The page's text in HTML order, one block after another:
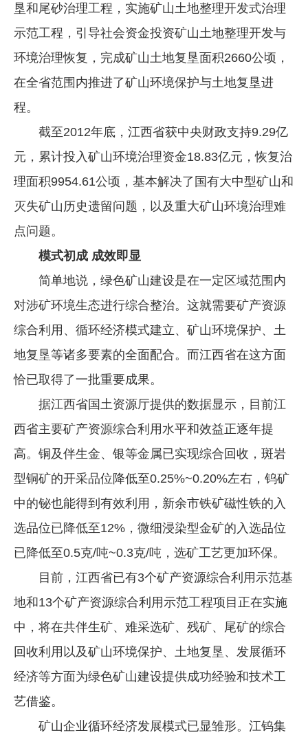
垦和尾砂治理工程，实施矿山土地整理开发式治理
示范工程，引导社会资金投资矿山土地整理开发与
环境治理恢复，完成矿山土地复垦面积2660公顷，
在全省范围内推进了矿山环境保护与土地复垦进
程。
截至2012年底，江西省获中央财政支持9.29亿
元，累计投入矿山环境治理资金18.83亿元，恢复治
理面积9954.61公顷，基本解决了国有大中型矿山和
灭失矿山历史遗留问题，以及重大矿山环境治理难
点问题。
模式初成 成效即显
简单地说，绿色矿山建设是在一定区域范围内
对涉矿环境生态进行综合整治。这就需要矿产资源
综合利用、循环经济模式建立、矿山环境保护、土
地复垦等诸多要素的全面配合。而江西省在这方面
恰已取得了一批重要成果。
据江西省国土资源厅提供的数据显示，目前江
西省主要矿产资源综合利用水平和效益正逐年提
高。铜及伴生金、银等金属已实现综合回收，斑岩
型铜矿的开采品位降低至0.25%~0.20%左右，钨矿
中的铋也能得到有效利用，新余市铁矿磁性铁的入
选品位已降低至12%，微细浸染型金矿的入选品位
已降低至0.5克/吨~0.3克/吨，选矿工艺更加环保。
目前，江西省已有3个矿产资源综合利用示范基
地和13个矿产资源综合利用示范工程项目正在实施
中，将在共伴生矿、难采选矿、残矿、尾矿的综合
回收利用以及矿山环境保护、土地复垦、发展循环
经济等方面为绿色矿山建设提供成功经验和技术工
艺借鉴。
矿山企业循环经济发展模式已显雏形。江钨集